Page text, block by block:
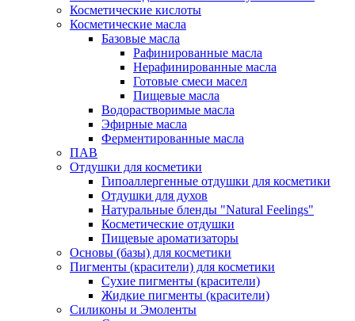
Косметические кислоты
Косметические масла
Базовые масла
Рафинированные масла
Нерафинированные масла
Готовые смеси масел
Пищевые масла
Водорастворимые масла
Эфирные масла
Ферментированные масла
ПАВ
Отдушки для косметики
Гипоаллергенные отдушки для косметики
Отдушки для духов
Натуральные бленды "Natural Feelings"
Косметические отдушки
Пищевые ароматизаторы
Основы (базы) для косметики
Пигменты (красители) для косметики
Сухие пигменты (красители)
Жидкие пигменты (красители)
Силиконы и Эмоленты